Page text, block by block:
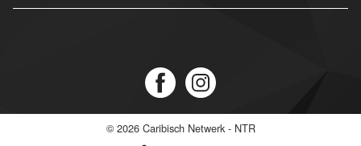
© 2026 Caribisch Netwerk - NTR